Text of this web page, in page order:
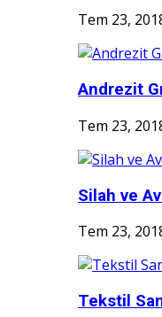
Tem 23,
Andrezit
Tem 23,
Silah ve
Tem 23,
Tekstil